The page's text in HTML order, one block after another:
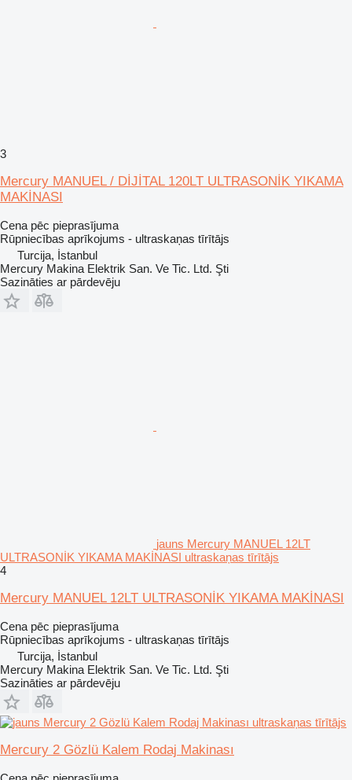
3
Mercury MANUEL / DİJİTAL 120LT ULTRASONİK YIKAMA
MAKİNASI
Cena pēc pieprasījuma
Rūpniecības aprīkojums - ultraskaņas tīrītājs
Turcija, İstanbul
Mercury Makina Elektrik San. Ve Tic. Ltd. Şti
Sazināties ar pārdevēju
jauns Mercury MANUEL 12LT
ULTRASONİK YIKAMA MAKİNASI ultraskaņas tīrītājs
4
Mercury MANUEL 12LT ULTRASONİK YIKAMA MAKİNASI
Cena pēc pieprasījuma
Rūpniecības aprīkojums - ultraskaņas tīrītājs
Turcija, İstanbul
Mercury Makina Elektrik San. Ve Tic. Ltd. Şti
Sazināties ar pārdevēju
Mercury 2 Gözlü Kalem Rodaj Makinası